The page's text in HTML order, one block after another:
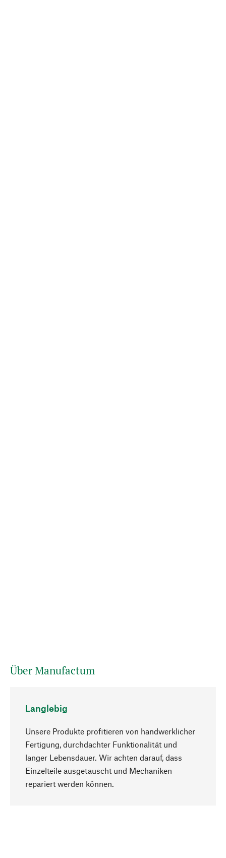
Über Manufactum
Langlebig
Unsere Produkte profitieren von handwerklicher
Fertigung, durchdachter Funktionalität und
langer Lebensdauer. Wir achten darauf, dass
Einzelteile ausgetauscht und Mechaniken
repariert werden können.